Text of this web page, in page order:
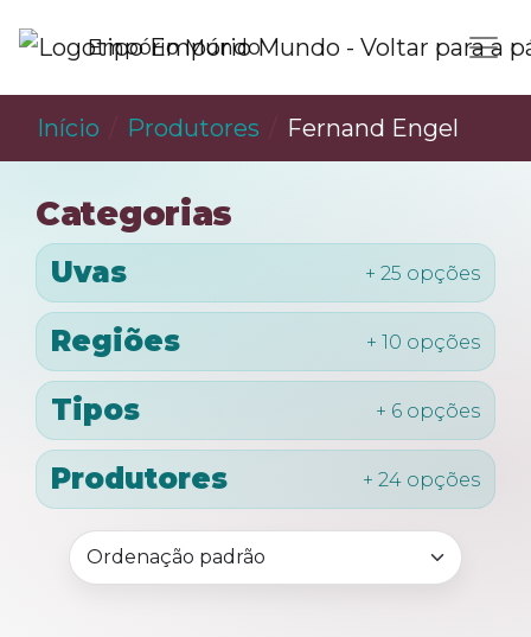
Empório Mundo
Início Produtores Fernand Engel
Categorias
Uvas + 25 opções
Regiões + 10 opções
Tipos + 6 opções
Produtores + 24 opções